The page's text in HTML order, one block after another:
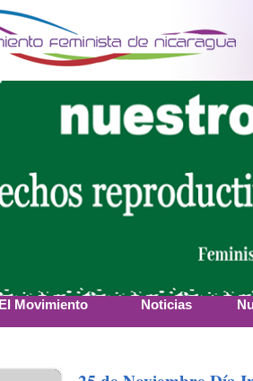
El Movimiento Noticias